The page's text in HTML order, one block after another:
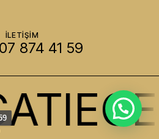
İLETİŞİM
874 41 59